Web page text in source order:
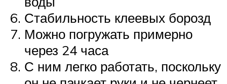
Стабильность клеевых борозд
Можно погружать примерно
через 24 часа
С ним легко работать, поскольку